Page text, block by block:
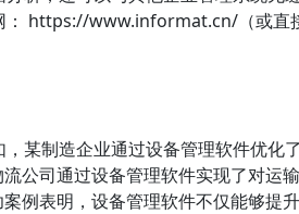
https://www.informat.cn/（或直
某制造企业通过设备管理软件优化
公司通过设备管理软件实现了对运
例表明，设备管理软件不仅能够提